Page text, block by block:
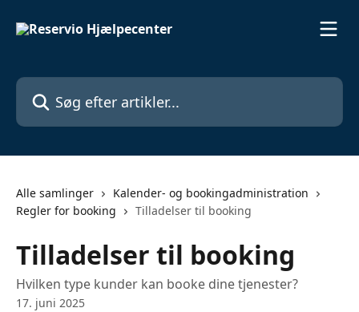
Søg efter artikler...
Alle samlinger
Kalender- og bookingadministration
Regler for booking
Tilladelser til booking
Tilladelser til booking
Hvilken type kunder kan booke dine tjenester?
17. juni 2025